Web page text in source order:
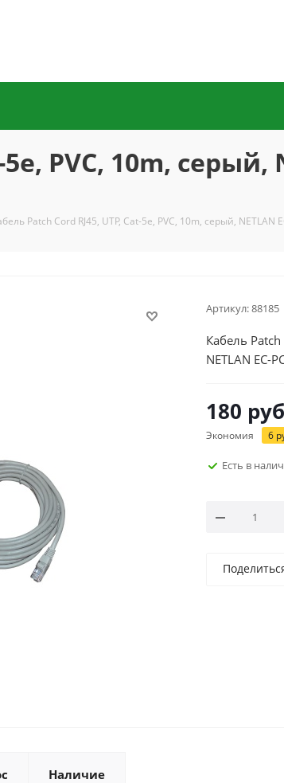
PVC, 10m, серый,
Patch Cord RJ45, UTP, Cat-5e, PVC, 10m, серый, NETLAN
Артикул:88185
Кабель Patch
NETLAN EC-
180
Экономия 6
Есть в
Наличие